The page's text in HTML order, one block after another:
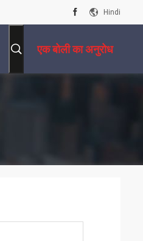
Hindi
एक बोली का अनुरोध